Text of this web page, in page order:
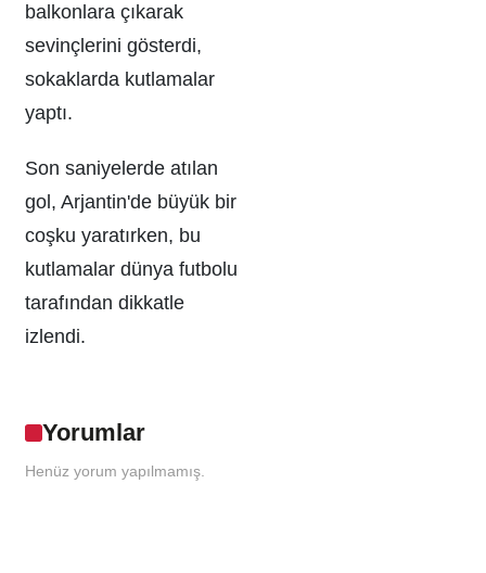
balkonlara çıkarak
sevinçlerini gösterdi,
sokaklarda kutlamalar
yaptı.
Son saniyelerde atılan
gol, Arjantin'de büyük bir
coşku yaratırken, bu
kutlamalar dünya futbolu
tarafından dikkatle
izlendi.
Yorumlar
Henüz yorum yapılmamış.